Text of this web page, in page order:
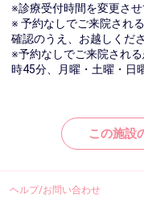
※診療受付時間を変更させ
※ 予約なしでご来院され
確認のうえ、お越しくださ
※予約なしでご来院され
時45分、月曜・土曜・日
この施設
ヘルプ/お問い合わせ